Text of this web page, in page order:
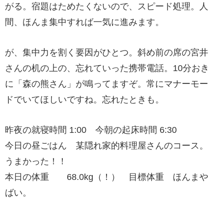
がる。宿題はためたくないので、スピード処理。人
間、ほんま集中すれば一気に進みます。
が、集中力を割く要因がひとつ。斜め前の席の宮井
さんの机の上の、忘れていった携帯電話。10分おき
に「森の熊さん」が鳴ってますぞ。常にマナーモー
ドでいてほしいですね。忘れたときも。
昨夜の就寝時間 1:00 今朝の起床時間 6:30
今日の昼ごはん 某隠れ家的料理屋さんのコース。
うまかった！！
本日の体重 68.0kg（！） 目標体重 ほんまや
ばい。